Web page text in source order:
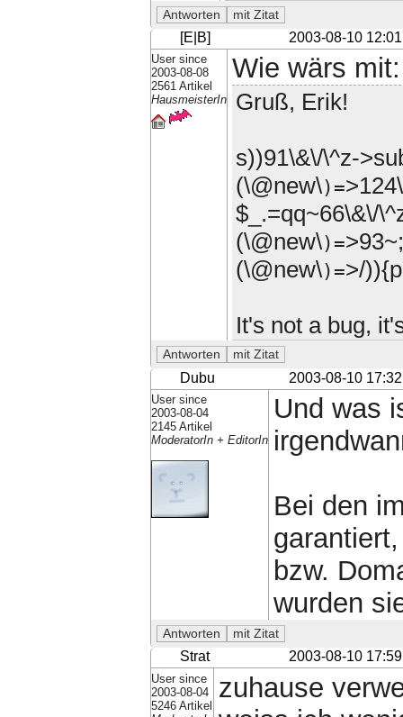
[E|B] 2003-08-10 12:01
User since
2003-08-08
2561 Artikel
HausmeisterIn
Wie wärs
Gruß, Erik!
s))91\&\/\^z-
(\@new\)=
$_.=qq~66\&\/
(\@new\)=
(\@new\)=>/
It's not a bug,
Dubu 2003-08-10 17:32
User since
2003-08-04
2145 Artikel
ModeratorIn + EditorIn
Und was
Bei den
bzw.
wurden
Strat 2003-08-10 17:59
User since
2003-08-04
5246 Artikel
zuhause